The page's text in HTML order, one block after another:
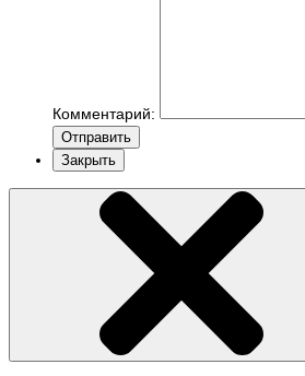
Комментарий:
Отправить
Закрыть